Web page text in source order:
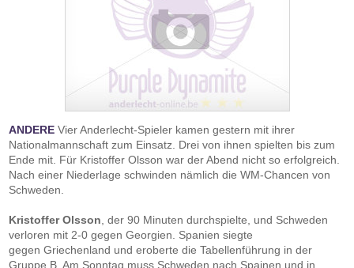
ANDERE Vier Anderlecht-Spieler kamen gestern mit ihrer
Nationalmannschaft zum Einsatz. Drei von ihnen spielten bis zum
Ende mit. Für Kristoffer Olsson war der Abend nicht so erfolgreich.
Nach einer Niederlage schwinden nämlich die WM-Chancen von
Schweden.
Kristoffer Olsson , der 90 Minuten durchspielte, und Schweden
verloren mit 2-0 gegen Georgien. Spanien siegte
gegen Griechenland und eroberte die Tabellenführung in der
Gruppe B. Am Sonntag muss Schweden nach Spainen und in